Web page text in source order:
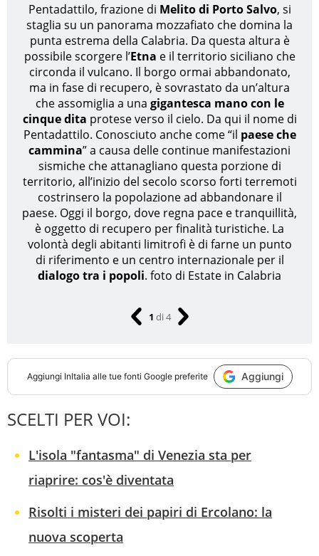
Pentadattilo, frazione di Melito di Porto Salvo, si
staglia su un panorama mozzafiato che domina la
punta estrema della Calabria. Da questa altura è
possibile scorgere l’Etna e il territorio siciliano che
circonda il vulcano. Il borgo ormai abbandonato,
ma in fase di recupero, è sovrastato da un’altura
che assomiglia a una gigantesca mano con le
cinque dita protese verso il cielo. Da qui il nome di
Pentadattilo. Conosciuto anche come “il paese che
cammina” a causa delle continue manifestazioni
sismiche che attanagliano questa porzione di
territorio, all’inizio del secolo scorso forti terremoti
costrinsero la popolazione ad abbandonare il
paese. Oggi il borgo, dove regna pace e tranquillità,
è oggetto di recupero per finalità turistiche. La
volontà degli abitanti limitrofi è di farne un punto
di riferimento e un centro internazionale per il
dialogo tra i popoli. foto di Estate in Calabria
1 di4
Aggiungi InItalia alle tue fonti Google preferite Aggiungi
SCELTI PER VOI:
L'isola "fantasma" di Venezia sta per
riaprire: cos'è diventata
Risolti i misteri dei papiri di Ercolano: la
nuova scoperta